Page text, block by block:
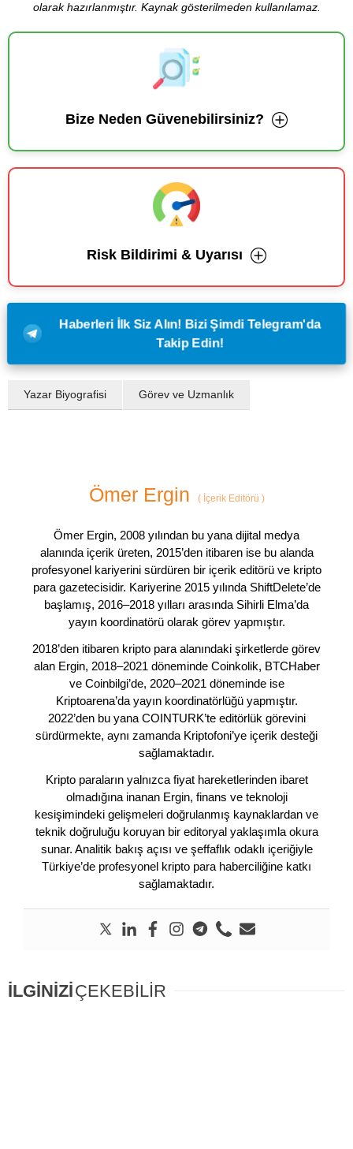
olarak hazırlanmıştır. Kaynak gösterilmeden kullanılamaz.
Bize Neden Güvenebilirsiniz?
Risk Bildirimi & Uyarısı
Haberleri İlk Siz Alın! Bizi Şimdi Telegram'da
Takip Edin!
Yazar Biyografisi Görev ve Uzmanlık
Ömer Ergin (İçerik Editörü )
Ömer Ergin, 2008 yılından bu yana dijital medya
alanında içerik üreten, 2015’den itibaren ise bu alanda
profesyonel kariyerini sürdüren bir içerik editörü ve kripto
para gazetecisidir. Kariyerine 2015 yılında ShiftDelete’de
başlamış, 2016–2018 yılları arasında Sihirli Elma’da
yayın koordinatörü olarak görev yapmıştır.
2018’den itibaren kripto para alanındaki şirketlerde görev
alan Ergin, 2018–2021 döneminde Coinkolik, BTCHaber
ve Coinbilgi’de, 2020–2021 döneminde ise
Kriptoarena’da yayın koordinatörlüğü yapmıştır.
2022’den bu yana COINTURK’te editörlük görevini
sürdürmekte, aynı zamanda Kriptofoni’ye içerik desteği
sağlamaktadır.
Kripto paraların yalnızca fiyat hareketlerinden ibaret
olmadığına inanan Ergin, finans ve teknoloji
kesişimindeki gelişmeleri doğrulanmış kaynaklardan ve
teknik doğruluğu koruyan bir editoryal yaklaşımla okura
sunar. Analitik bakış açısı ve şeffaflık odaklı içeriğiyle
Türkiye’de profesyonel kripto para haberciliğine katkı
sağlamaktadır.
İLGİNİZİÇEKEBİLİR